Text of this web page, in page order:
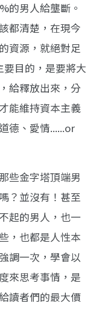
的男人給壟斷。
都清楚，在現今
資源，就絕對足
目的，是要將大
給釋放出來，分
能維持資本主義
德、愛情......or
些金字塔頂端男
？並沒有！甚至
起的男人，也一
，也都是人性本
調一次，學會以
來思考事情，是
讀者們的最大價